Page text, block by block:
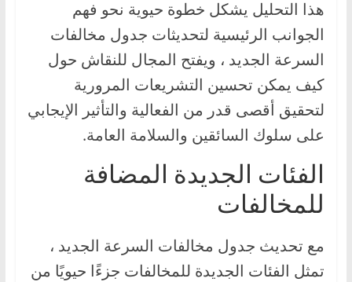
هذا التحليل يشكل خطوة حيوية نحو فهم
الجوانب الرئيسية لتحديثات جدول مخالفات
السرعة الجديد ، ويفتح المجال للنقاش حول
كيف يمكن تحسين التشريعات المرورية
لتحقيق أقصى قدر من الفعالية والتأثير الإيجابي
على سلوك السائقين والسلامة العامة.
الفئات الجديدة المضافة
للمخالفات
مع تحديث جدول مخالفات السرعة الجديد ،
تمثل الفئات الجديدة للمخالفات جزءًا حيويًا من